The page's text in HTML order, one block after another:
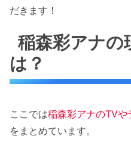
だきます！
稲森彩アナの
は？
ここでは稲森彩アナのTVや
をまとめています。